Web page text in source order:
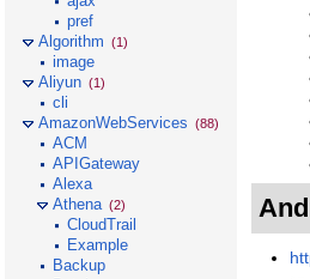
pref
Algorithm (1)
image
Aliyun (1)
cli
AmazonWebServices (88)
ACM
APIGateway
Alexa
Athena (2)
CloudTrail
Example
Backup